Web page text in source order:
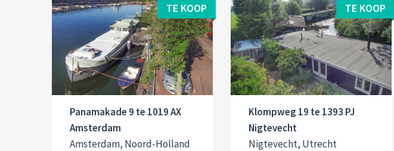
TE KOOP
Panamakade 9 te 1019 AX
Amsterdam
Amsterdam, Noord-Holland
TE KOOP
Klompweg 19 te 1393 PJ
Nigtevecht
Nigtevecht, Utrecht